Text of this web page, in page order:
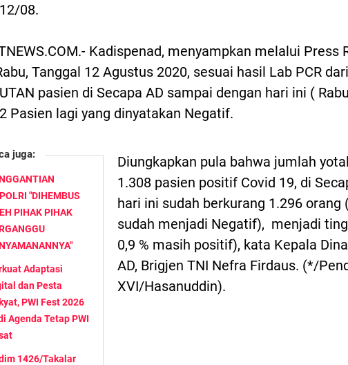
08.
Kadispenad, menyampkan melalui Press
Tanggal 12 Agustus 2020, sesuai hasil Lab PCR
pasien di Secapa AD sampai dengan hari ini (
Pasien lagi yang dinyatakan Negatif.
juga:
"DIHEMBUS
PIHAK PIHAK
Adaptasi
dan Pesta
PWI Fest 2026
Agenda Tetap PWI
1426/Takalar
Diungkapkan pula bahwa jumlah
1.308 pasien positif Covid 19, di
hari ini sudah berkurang 1.296 orang
sudah menjadi Negatif), menjadi
0,9 % masih positif), kata Kepala
AD, Brigjen TNI Nefra Firdaus. (*/
XVI/Hasanuddin).